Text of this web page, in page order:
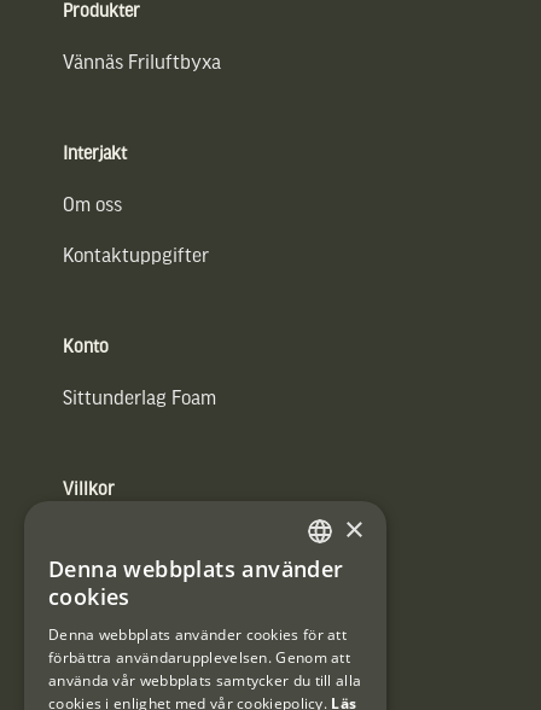
Produkter
Vännäs Friluftbyxa
Interjakt
Om oss
Kontaktuppgifter
Konto
Sittunderlag Foam
Villkor
Användarvillkor
#Interjaktfamily
SWEDISH
×
Denna webbplats använder
cookies
Denna webbplats använder cookies för att
förbättra användarupplevelsen. Genom att
använda vår webbplats samtycker du till alla
cookies i enlighet med vår cookiepolicy. Läs